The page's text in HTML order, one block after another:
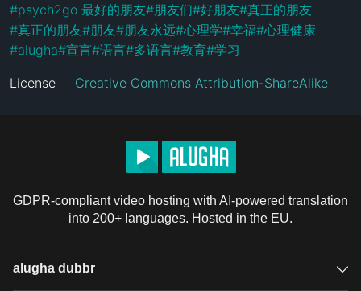
#psych2go 最好的朋友#朋友们#好朋友#真正的朋友
#真正的朋友#朋友#朋友永远#心理学#幸福#心理健康
#alugha#宣言#语言#多语言#教育#学习
License Creative Commons Attribution-ShareAlike
GDPR-compliant video hosting with AI-powered translation
into 200+ languages. Hosted in the EU.
alugha dubbr